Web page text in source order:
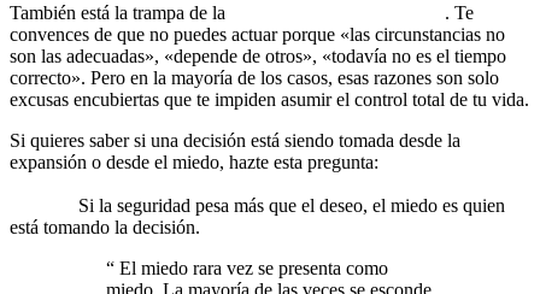
También está la trampa de la
. Te
convences de que no puedes actuar porque «las circunstancias no
son las adecuadas», «depende de otros», «todavía no es el tiempo
correcto». Pero en la mayoría de los casos, esas razones son solo
excusas encubiertas que te impiden asumir el control total de tu vida.
Si quieres saber si una decisión está siendo tomada desde la
expansión o desde el miedo, hazte esta pregunta:
Si la seguridad pesa más que el deseo, el miedo es quien
está tomando la decisión.
“ El miedo rara vez se presenta como
miedo. La mayoría de las veces se esconde